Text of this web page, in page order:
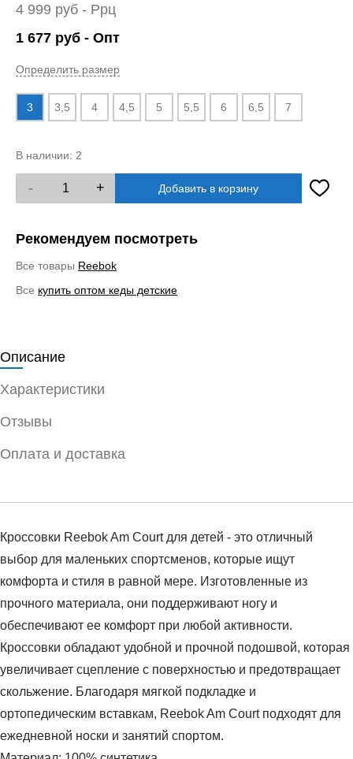
4 999 руб - Ррц
1 677 руб - Опт
Определить размер
3 3,5 4 4,5 5 5,5 6 6,5 7
В наличии: 2
- + Добавить в корзину
Рекомендуем посмотреть
Все товары Reebok
Все купить оптом кеды детские
Описание
Характеристики
Отзывы
Оплата и доставка
Кроссовки Reebok Am Court для детей - это отличный
выбор для маленьких спортсменов, которые ищут
комфорта и стиля в равной мере. Изготовленные из
прочного материала, они поддерживают ногу и
обеспечивают ее комфорт при любой активности.
Кроссовки обладают удобной и прочной подошвой, которая
увеличивает сцепление с поверхностью и предотвращает
скольжение. Благодаря мягкой подкладке и
ортопедическим вставкам, Reebok Am Court подходят для
ежедневной носки и занятий спортом.